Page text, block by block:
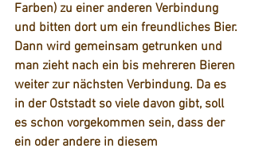
Farben) zu einer anderen Verbindung
und bitten dort um ein freundliches Bier.
Dann wird gemeinsam getrunken und
man zieht nach ein bis mehreren Bieren
weiter zur nächsten Verbindung. Da es
in der Oststadt so viele davon gibt, soll
es schon vorgekommen sein, dass der
ein oder andere in diesem